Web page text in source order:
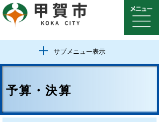
サブメニュー表示
予算・決算